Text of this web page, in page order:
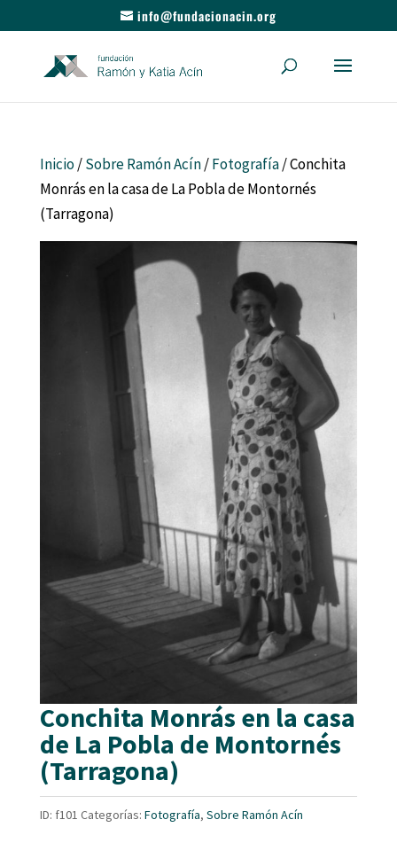
info@fundacionacin.org
Inicio/Sobre Ramón Acín/Fotografía/ Conchita
Monrás en la casa de La Pobla de Montornés
(Tarragona)
Conchita Monrás en la casa
de La Pobla de Montornés
(Tarragona)
ID: f101 Categorías: Fotografía, Sobre Ramón Acín